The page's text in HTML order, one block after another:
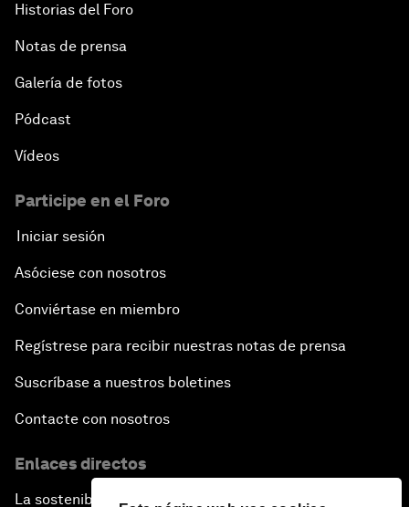
Historias del Foro
Notas de prensa
Galería de fotos
Pódcast
Vídeos
Participe en el Foro
Iniciar sesión
Asóciese con nosotros
Conviértase en miembro
Regístrese para recibir nuestras notas de prensa
Suscríbase a nuestros boletines
Contacte con nosotros
Enlaces directos
La sostenibilidad en el Foro